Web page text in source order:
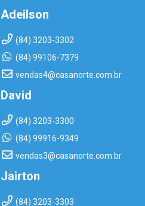
Adeilson
(84) 3203-3302
(84) 99106-7379
vendas4@casanorte.com.br
David
(84) 3203-3300
(84) 99916-9349
vendas3@casanorte.com.br
Jairton
(84) 3203-3303